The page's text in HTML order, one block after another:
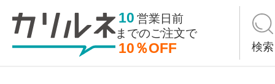
10 営業日前
までのご注文で
10％OFF 検索